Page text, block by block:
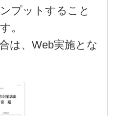
プットすること
。
は、Web実施とな